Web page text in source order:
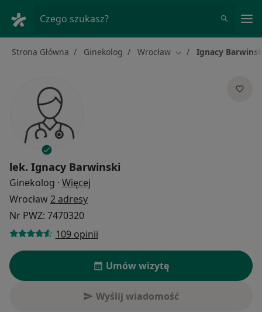
Czego szukasz?
Strona Główna Ginekolog Wrocław Zmień miasto
Ignacy
lek. Ignacy Barwinski
Ginekolog · Więcej
Wrocław2 adresy
Nr PWZ: 7470320
109 opinii
Umów wizytę
Wyślij wiadomość